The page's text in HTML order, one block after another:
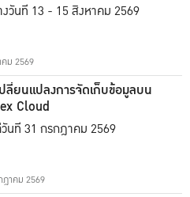
งวันที่ 13 - 15 สิงหาคม 2569
ม 2569
ลี่ยนแปลงการจัดเก็บข้อมูลบน
Cloud
นที่ 31 กรกฎาคม 2569
าคม 2569